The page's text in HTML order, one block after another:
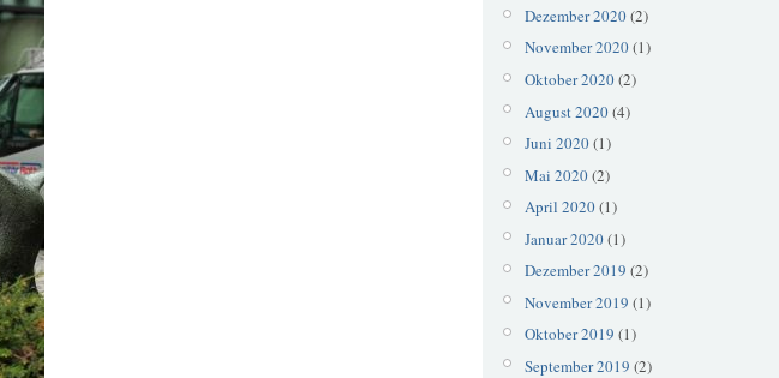
Dezember 2020(2)
November 2020(1)
Oktober 2020(2)
August 2020(4)
Juni 2020(1)
Mai 2020(2)
April 2020(1)
Januar 2020(1)
Dezember 2019 (2)
November 2019 (1)
Oktober 2019 (1)
September 2019 (2)